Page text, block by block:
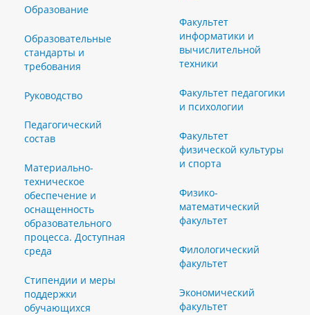
Образование
Образовательные
стандарты и
требования
Руководство
Педагогический
состав
Материально-
техническое
обеспечение и
оснащенность
образовательного
процесса. Доступная
среда
Стипендии и меры
поддержки
обучающихся
Факультет
информатики и
вычислительной
техники
Факультет педагогики
и психологии
Факультет
физической культуры
и спорта
Физико-
математический
факультет
Филологический
факультет
Экономический
факультет